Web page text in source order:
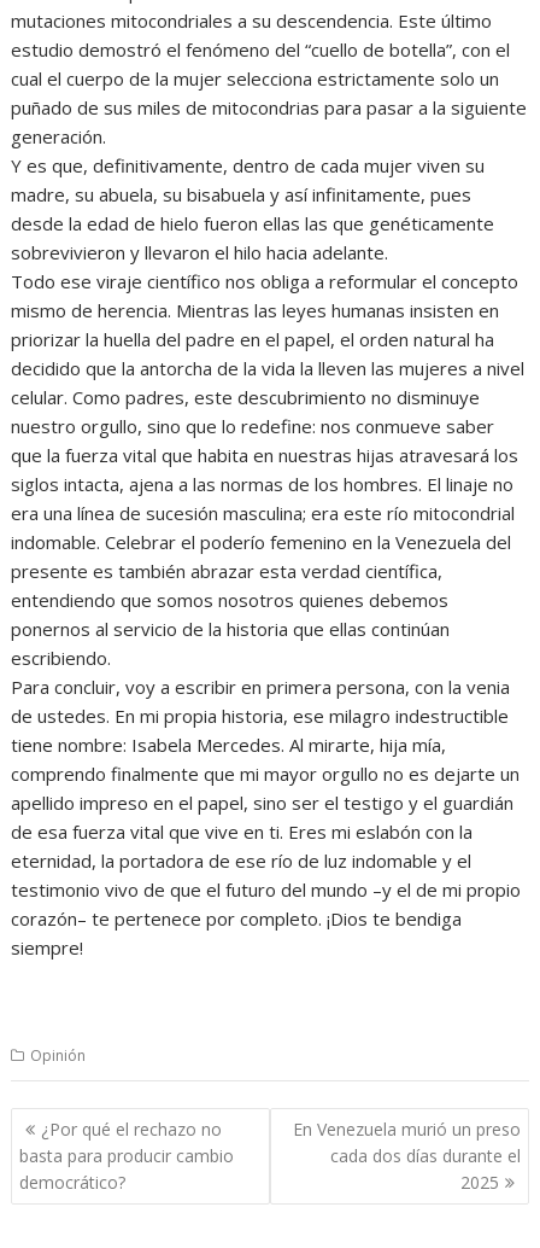
mutaciones mitocondriales a su descendencia. Este último
estudio demostró el fenómeno del “cuello de botella”, con el
cual el cuerpo de la mujer selecciona estrictamente solo un
puñado de sus miles de mitocondrias para pasar a la siguiente
generación.
Y es que, definitivamente, dentro de cada mujer viven su
madre, su abuela, su bisabuela y así infinitamente, pues
desde la edad de hielo fueron ellas las que genéticamente
sobrevivieron y llevaron el hilo hacia adelante.
Todo ese viraje científico nos obliga a reformular el concepto
mismo de herencia. Mientras las leyes humanas insisten en
priorizar la huella del padre en el papel, el orden natural ha
decidido que la antorcha de la vida la lleven las mujeres a nivel
celular. Como padres, este descubrimiento no disminuye
nuestro orgullo, sino que lo redefine: nos conmueve saber
que la fuerza vital que habita en nuestras hijas atravesará los
siglos intacta, ajena a las normas de los hombres. El linaje no
era una línea de sucesión masculina; era este río mitocondrial
indomable. Celebrar el poderío femenino en la Venezuela del
presente es también abrazar esta verdad científica,
entendiendo que somos nosotros quienes debemos
ponernos al servicio de la historia que ellas continúan
escribiendo.
Para concluir, voy a escribir en primera persona, con la venia
de ustedes. En mi propia historia, ese milagro indestructible
tiene nombre: Isabela Mercedes. Al mirarte, hija mía,
comprendo finalmente que mi mayor orgullo no es dejarte un
apellido impreso en el papel, sino ser el testigo y el guardián
de esa fuerza vital que vive en ti. Eres mi eslabón con la
eternidad, la portadora de ese río de luz indomable y el
testimonio vivo de que el futuro del mundo –y el de mi propio
corazón– te pertenece por completo. ¡Dios te bendiga
siempre!
Opinión
Navegación
de
entradas
¿Por qué el rechazo no
basta para producir cambio
democrático?
En Venezuela murió un preso
cada dos días durante el
2025